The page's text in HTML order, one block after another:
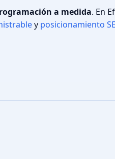
a medida. En
y posicionamiento